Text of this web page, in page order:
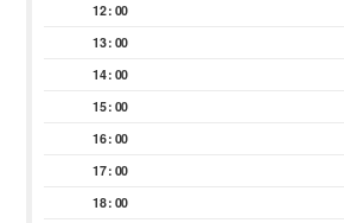
경영공시
12 : 00
13 : 00
14 : 00
15 : 00
16 : 00
17 : 00
18 : 00